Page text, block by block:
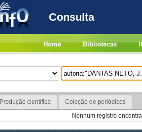
Consulta
Home Bibliotecas
Produção científica
Coleção de periódicos
Nenhum registro